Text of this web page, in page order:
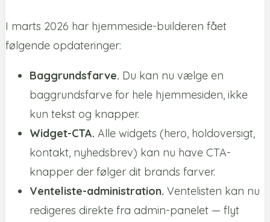
I marts 2026 har hjemmeside-builderen fået
følgende opdateringer:
Baggrundsfarve. Du kan nu vælge en
baggrundsfarve for hele hjemmesiden, ikke
kun tekst og knapper.
Widget-CTA. Alle widgets (hero, holdoversigt,
kontakt, nyhedsbrev) kan nu have CTA-
knapper der følger dit brands farver.
Venteliste-administration. Ventelisten kan nu
redigeres direkte fra admin-panelet — flyt